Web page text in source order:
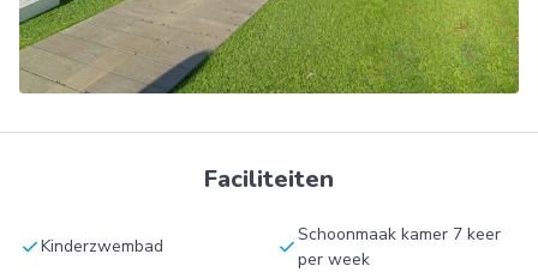
Faciliteiten
checkKinderzwembad checkSchoonmaak kamer 7 keer
per week